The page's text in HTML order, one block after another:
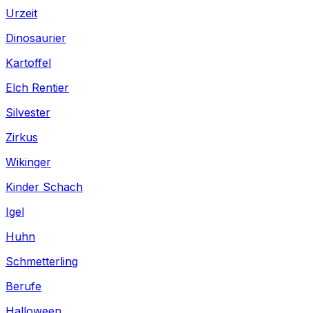
Urzeit
Dinosaurier
Kartoffel
Elch Rentier
Silvester
Zirkus
Wikinger
Kinder Schach
Igel
Huhn
Schmetterling
Berufe